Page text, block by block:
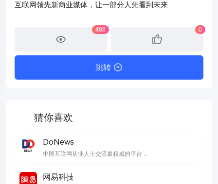
互联网领先新商业媒体，让一部分人先看到未来
488 0
跳转
猜你喜欢
DoNews
中国互联网从业人士交流最权威的平台 ...
网易科技